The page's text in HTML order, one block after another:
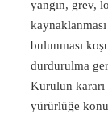
yangın, grev,
bulunması
durdurulma
Kurulun
yürürlüğe